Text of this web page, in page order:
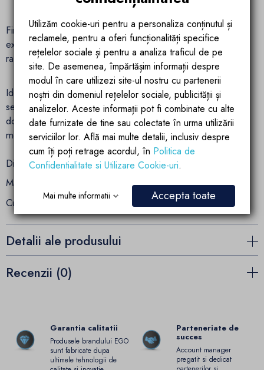
Finisajul bej elegant il face usor de integrat in orice decor
exterior, completand armonios ambientul cu o nota de stil si
rafinament.
Ideal pentru utilizare langa piscina, pe terasa sau in gradina,
sezlongul Acapulco este alegerea perfecta pentru cei care
doresc sa combine confortul, durabilitatea si designul
modern intr-un singur produs.
Dimensiuni: 190 x 80 x 45 cm
Materiale: Aluminiu + poliratan
Culoare: Bej
Detalii ale produsului
Recenzii (0)
Garantia calitatii
Produsele brandului EGO
sunt fabricate dupa
ultimele tehnologii de
Parteneriate de
succes
Account manager
pregatit si dedicat
Utilizăm cookie-uri pentru a personaliza conținutul și
reclamele, pentru a oferi funcționalități specifice
rețelelor sociale și pentru a analiza traficul de pe
site. De asemenea, împărtășim informații despre
modul în care utilizezi site-ul nostru cu partenerii
noștri din domeniul rețelelor sociale, publicității și
analizelor. Aceste informații pot fi combinate cu alte
date furnizate de tine sau colectate în urma utilizării
serviciilor lor. Află mai multe detalii, inclusiv despre
cum îți poți retrage acordul, în Politica de
Confidentialitate si Utilizare Cookie-uri.
Mai multe informatii Accepta toate